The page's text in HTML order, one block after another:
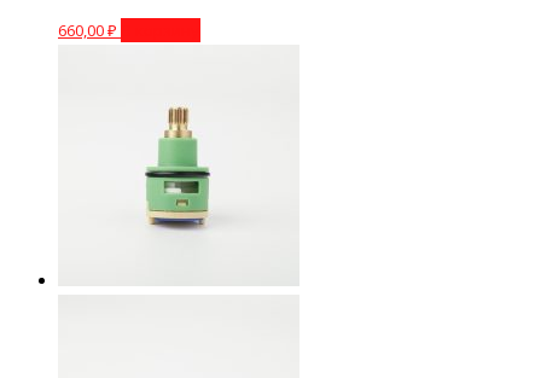
660,00₽